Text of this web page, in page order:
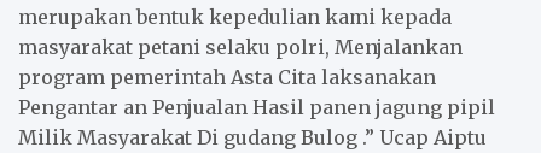
merupakan bentuk kepedulian kami kepada
masyarakat petani selaku polri, Menjalankan
program pemerintah Asta Cita laksanakan
Pengantar an Penjualan Hasil panen jagung pipil
Milik Masyarakat Di gudang Bulog .” Ucap Aiptu